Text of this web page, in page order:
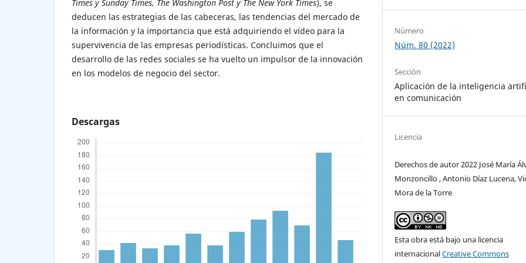
Times y Sunday Times, The Washington Post y The New York Times), se
deducen las estrategias de las cabeceras, las tendencias del mercado de
la información y la importancia que está adquiriendo el vídeo para la
supervivencia de las empresas periodísticas. Concluimos que el
desarrollo de las redes sociales se ha vuelto un impulsor de la innovación
en los modelos de negocio del sector.
Descargas
Número
Núm. 80 (2022)
Sección
Aplicación de la inteligencia
en comunicación
Licencia
Derechos de autor 2022 José María
Monzoncillo , Antonio Díaz Lucena,
Mora de la Torre
Esta obra está bajo una licencia
internacionalCreative Commons